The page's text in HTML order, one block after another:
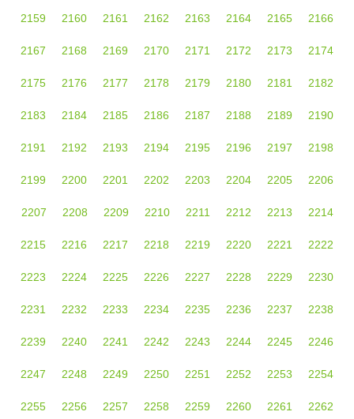
2159 2160 2161 2162 2163 2164 2165 2166
2167 2168 2169 2170 2171 2172 2173 2174
2175 2176 2177 2178 2179 2180 2181 2182
2183 2184 2185 2186 2187 2188 2189 2190
2191 2192 2193 2194 2195 2196 2197 2198
2199 2200 2201 2202 2203 2204 2205 2206
2207 2208 2209 2210 2211 2212 2213 2214
2215 2216 2217 2218 2219 2220 2221 2222
2223 2224 2225 2226 2227 2228 2229 2230
2231 2232 2233 2234 2235 2236 2237 2238
2239 2240 2241 2242 2243 2244 2245 2246
2247 2248 2249 2250 2251 2252 2253 2254
2255 2256 2257 2258 2259 2260 2261 2262